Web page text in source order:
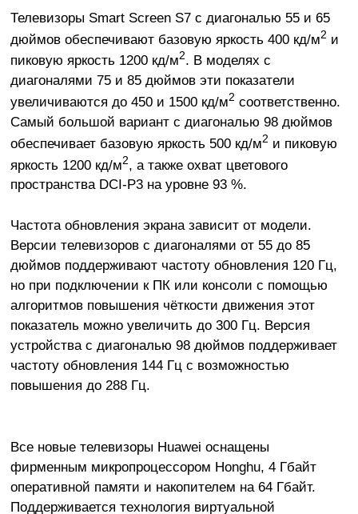
Телевизоры Smart Screen S7 с диагональю 55 и 65
дюймов обеспечивают базовую яркость 400 кд/м2 и
пиковую яркость 1200 кд/м2. В моделях с
диагоналями 75 и 85 дюймов эти показатели
увеличиваются до 450 и 1500 кд/м2 соответственно.
Самый большой вариант с диагональю 98 дюймов
обеспечивает базовую яркость 500 кд/м2 и пиковую
яркость 1200 кд/м2, а также охват цветового
пространства DCI-P3 на уровне 93 %.
Частота обновления экрана зависит от модели.
Версии телевизоров с диагоналями от 55 до 85
дюймов поддерживают частоту обновления 120 Гц,
но при подключении к ПК или консоли с помощью
алгоритмов повышения чёткости движения этот
показатель можно увеличить до 300 Гц. Версия
устройства с диагональю 98 дюймов поддерживает
частоту обновления 144 Гц с возможностью
повышения до 288 Гц.
Все новые телевизоры Huawei оснащены
фирменным микропроцессором Honghu, 4 Гбайт
оперативной памяти и накопителем на 64 Гбайт.
Поддерживается технология виртуальной